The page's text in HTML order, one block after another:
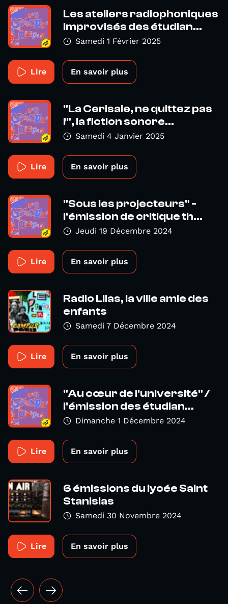
Les ateliers radiophoniques
improvisés des étudian...
Samedi 1 Février 2025
Lire En savoir plus
"La Cerisaie, ne quittez pas
!", la fiction sonore...
Samedi 4 Janvier 2025
Lire En savoir plus
"Sous les projecteurs" -
l'émission de critique th...
Jeudi 19 Décembre 2024
Lire En savoir plus
Radio Lilas, la ville amie des
enfants
Samedi 7 Décembre 2024
Lire En savoir plus
"Au cœur de l'université" /
l'émission des étudian...
Dimanche 1 Décembre 2024
Lire En savoir plus
6 émissions du lycée Saint
Stanislas
Samedi 30 Novembre 2024
Lire En savoir plus